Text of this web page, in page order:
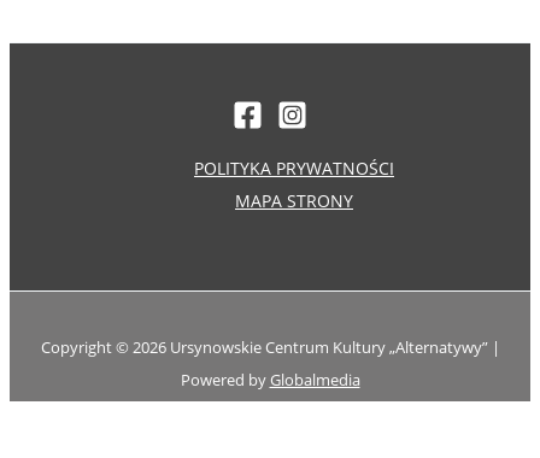
POLITYKA PRYWATNOŚCI
MAPA STRONY
Copyright © 2026 Ursynowskie Centrum Kultury „Alternatywy” |
Powered byGlobalmedia